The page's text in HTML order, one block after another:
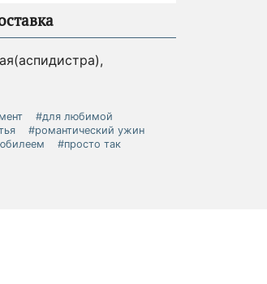
#для любимой
#романтический ужин
#просто так